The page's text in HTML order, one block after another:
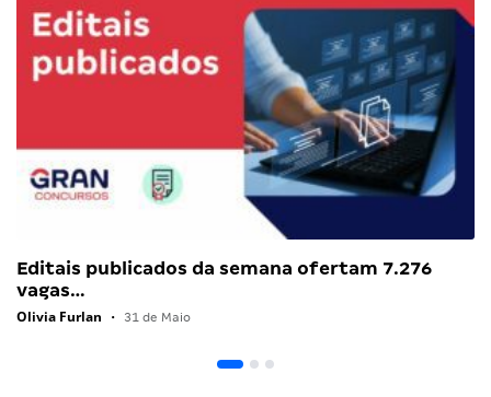
Editais publicados da semana ofertam 7.276
vagas…
Olivia Furlan • 31 de Maio